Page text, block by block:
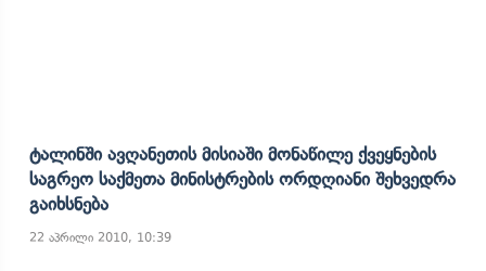
Ტალინში Ავღანეთის Მისიაში Მონაწილე Ქვეყნების
Საგრეო Საქმეთა Მინისტრების Ორდღიანი Შეხვედრა
Გაიხსნება
22 აპრილი 2010, 10:39